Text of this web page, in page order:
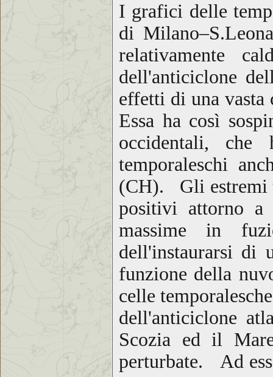
I grafici delle
di
relativamente
dell'anticiclone
effetti di una
Essa ha così
occidentali, che
temporaleschi
(CH). Gli estremi
positivi attorno a
massime in
dell'instaurarsi di
funzione della
celle temporalesche
dell'anticiclone
Scozia ed il
perturbate. Ad